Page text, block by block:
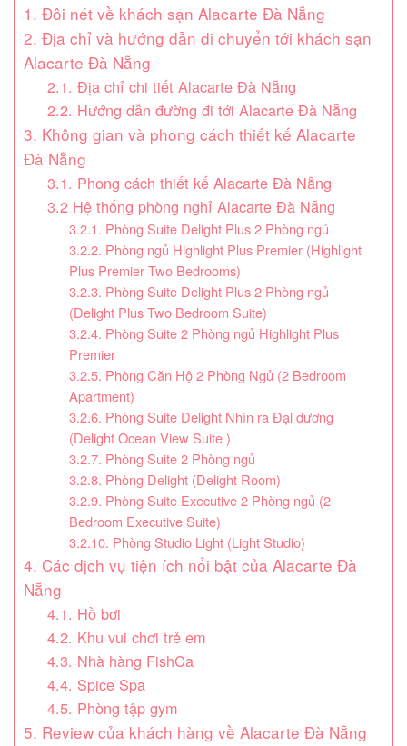
1. Đôi nét về khách sạn Alacarte Đà Nẵng
2. Địa chỉ và hướng dẫn di chuyển tới khách sạn
Alacarte Đà Nẵng
2.1. Địa chỉ chi tiết Alacarte Đà Nẵng
2.2. Hướng dẫn đường đi tới Alacarte Đà Nẵng
3. Không gian và phong cách thiết kế Alacarte
Đà Nẵng
3.1. Phong cách thiết kế Alacarte Đà Nẵng
3.2 Hệ thống phòng nghỉ Alacarte Đà Nẵng
3.2.1. Phòng Suite Delight Plus 2 Phòng ngủ
3.2.2. Phòng ngủ Highlight Plus Premier (Highlight
Plus Premier Two Bedrooms)
3.2.3. Phòng Suite Delight Plus 2 Phòng ngủ
(Delight Plus Two Bedroom Suite)
3.2.4. Phòng Suite 2 Phòng ngủ Highlight Plus
Premier
3.2.5. Phòng Căn Hộ 2 Phòng Ngủ (2 Bedroom
Apartment)
3.2.6. Phòng Suite Delight Nhìn ra Đại dương
(Delight Ocean View Suite )
3.2.7. Phòng Suite 2 Phòng ngủ
3.2.8. Phòng Delight (Delight Room)
3.2.9. Phòng Suite Executive 2 Phòng ngủ (2
Bedroom Executive Suite)
3.2.10. Phòng Studio Light (Light Studio)
4. Các dịch vụ tiện ích nổi bật của Alacarte Đà
Nẵng
4.1. Hồ bơi
4.2. Khu vui chơi trẻ em
4.3. Nhà hàng FishCa
4.4. Spice Spa
4.5. Phòng tập gym
5. Review của khách hàng về Alacarte Đà Nẵng